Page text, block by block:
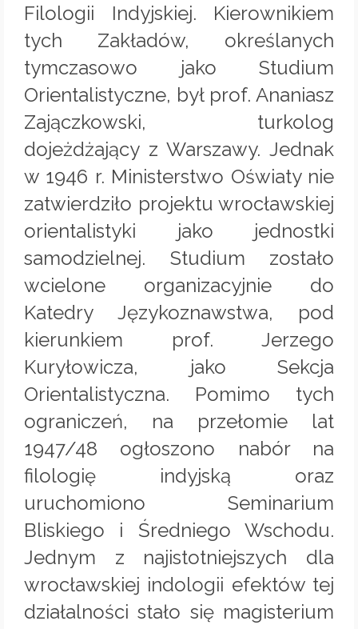
Filologii Indyjskiej. Kierownikiem
tych Zakładów, określanych
tymczasowo jako Studium
Orientalistyczne, był prof. Ananiasz
Zajączkowski, turkolog
dojeżdżający z Warszawy. Jednak
w 1946 r. Ministerstwo Oświaty nie
zatwierdziło projektu wrocławskiej
orientalistyki jako jednostki
samodzielnej. Studium zostało
wcielone organizacyjnie do
Katedry Językoznawstwa, pod
kierunkiem prof. Jerzego
Kuryłowicza, jako Sekcja
Orientalistyczna. Pomimo tych
ograniczeń, na przełomie lat
1947/48 ogłoszono nabór na
filologię indyjską oraz
uruchomiono Seminarium
Bliskiego i Średniego Wschodu.
Jednym z najistotniejszych dla
wrocławskiej indologii efektów tej
działalności stało się magisterium